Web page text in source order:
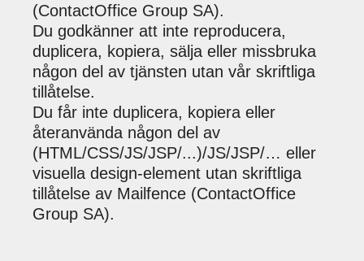
(ContactOffice Group SA).
Du godkänner att inte reproducera,
duplicera, kopiera, sälja eller missbruka
någon del av tjänsten utan vår skriftliga
tillåtelse.
Du får inte duplicera, kopiera eller
återanvända någon del av
(HTML/CSS/JS/JSP/...)/JS/JSP/… eller
visuella design-element utan skriftliga
tillåtelse av Mailfence (ContactOffice
Group SA).